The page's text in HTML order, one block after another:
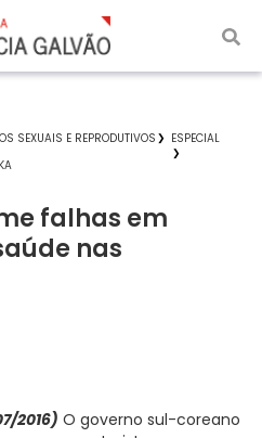
SEXUAIS E REPRODUTIVOS
ESPECIAL
falhas em
nas
2016) O governo sul-coreano